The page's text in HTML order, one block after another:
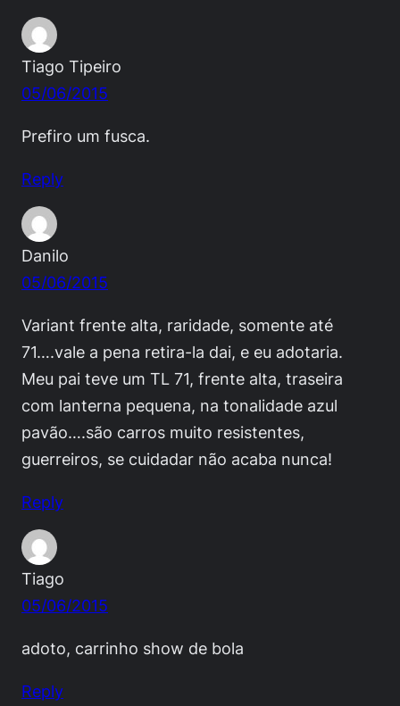
Tiago Tipeiro
05/06/2015
Prefiro um fusca.
Reply
Danilo
05/06/2015
Variant frente alta, raridade, somente até
71….vale a pena retira-la dai, e eu adotaria.
Meu pai teve um TL 71, frente alta, traseira
com lanterna pequena, na tonalidade azul
pavão….são carros muito resistentes,
guerreiros, se cuidadar não acaba nunca!
Reply
Tiago
05/06/2015
adoto, carrinho show de bola
Reply